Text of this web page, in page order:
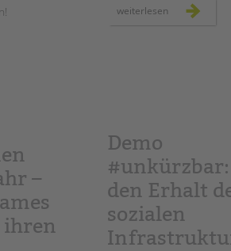
weiterlesen rückblick
Demo
den Erhalt
sozialen
–
ihren